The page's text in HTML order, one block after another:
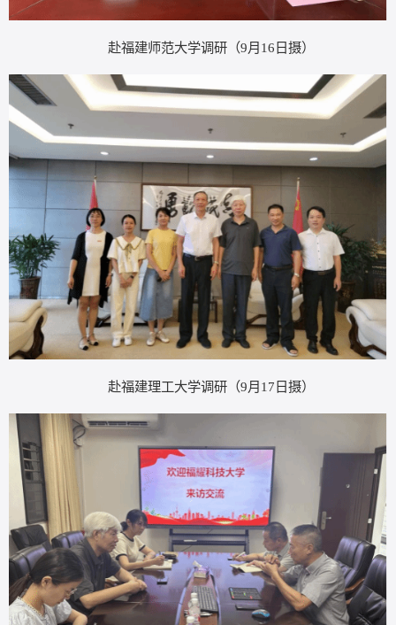
赴福建师范大学调研（9月16日摄）
赴福建理工大学调研（9月17日摄）